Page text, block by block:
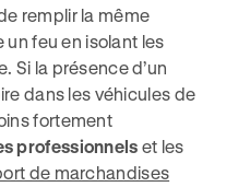
remplir la même
un feu en isolant les
Si la présence d’un
dans les véhicules de
fortement
professionnels et les
de marchandises